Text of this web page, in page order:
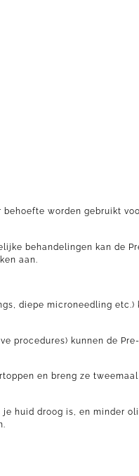
worden gebruikt
behandelingen kan de
aan.
diepe microneedling etc.)
procedures) kunnen de
en breng ze
huid droog is, en minder